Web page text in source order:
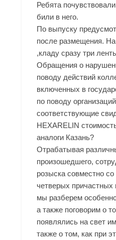
Ребята
били в него.
По выпуску
после размещения.
,кладу сразу три
Обращения о
поводу действий
включенных в
по поводу
соответствующие
HEXARELIN
аналоги Казань?
Отрабатывая
произошедшего,
розыска совместно
четверых
мы разберем
а также поговорим о
появлялись на свет
также о том, как при